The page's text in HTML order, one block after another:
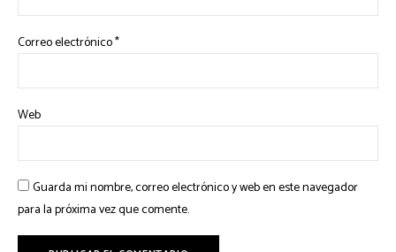
Correo electrónico*
Web
Guarda mi nombre, correo electrónico y web en este navegador
para la próxima vez que comente.